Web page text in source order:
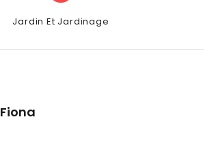
Categories
Jardin Et Jardinage
Fiona